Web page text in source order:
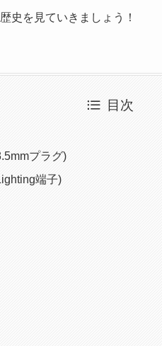
史を見ていきましょう！
目次
プラグ)
端子)